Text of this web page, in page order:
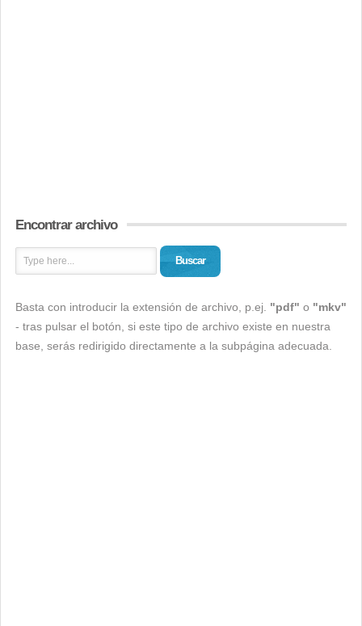
Encontrar archivo
Buscar
Basta con introducir la extensión de archivo, p.ej. "pdf" o "mkv"
- tras pulsar el botón, si este tipo de archivo existe en nuestra
base, serás redirigido directamente a la subpágina adecuada.